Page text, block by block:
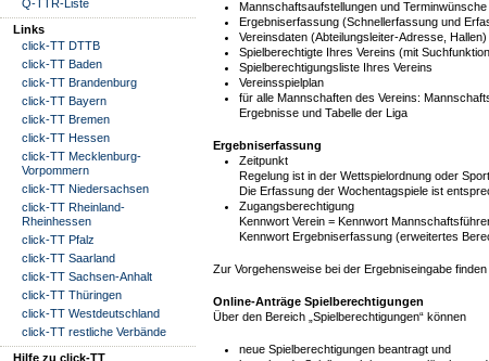
Q-TTR-Liste
Links
click-TT DTTB
click-TT Baden
click-TT Brandenburg
click-TT Bayern
click-TT Bremen
click-TT Hessen
click-TT Mecklenburg-
Vorpommern
click-TT Niedersachsen
click-TT Rheinland-
Rheinhessen
click-TT Pfalz
click-TT Saarland
click-TT Sachsen-Anhalt
click-TT Thüringen
click-TT Westdeutschland
click-TT restliche Verbände
Hilfe zu click-TT
Mannschaftsaufstellungen und Terminwünsche
Ergebniserfassung (Schnellerfassung und
Vereinsdaten (Abteilungsleiter-Adresse, Hallen)
Spielberechtigte Ihres Vereins (mit
Spielberechtigungsliste Ihres Vereins
Vereinsspielplan
für alle Mannschaften des Vereins:
Ergebnisse und Tabelle der Liga
Ergebniserfassung
Zeitpunkt
Regelung ist in der Wettspielordnung oder
Die Erfassung der Wochentagspiele ist
Zugangsberechtigung
Kennwort Verein = Kennwort
Kennwort Ergebniserfassung (erweitertes
Zur Vorgehensweise bei der Ergebniseingabe
Online-Anträge Spielberechtigungen
Über den Bereich „Spielberechtigungen“ können
neue Spielberechtigungen beantragt und